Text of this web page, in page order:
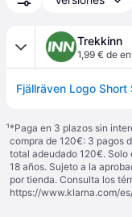
Trekkinn
1,99 € de
¹*Paga en 3 plazos sin
compra de 120€: 3 pagos
total adeudado 120€. Solo
18 años. Sujeto a la
por tienda. Consulta los
https://www.klarna.com/